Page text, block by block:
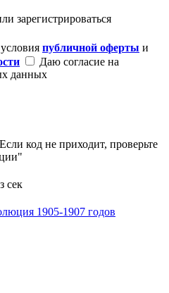
зарегистрироваться
публичной оферты и
Даю согласие на
данных
код не приходит, проверьте
сек
1905-1907 годов